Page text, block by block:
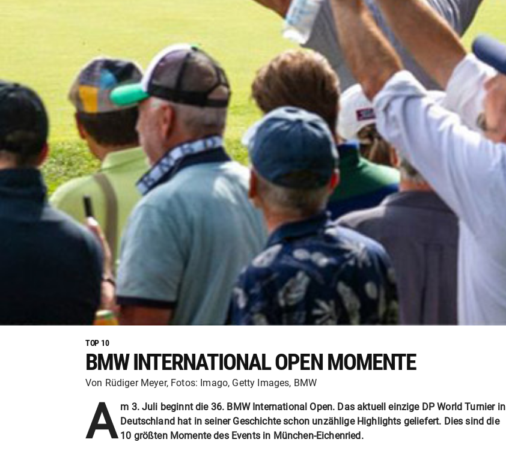
TOP 10
BMW INTERNATIONAL OPEN MOMENTE
Von Rüdiger Meyer, Fotos: Imago, Getty Images, BMW
A m 3. Juli beginnt die 36. BMW International Open. Das aktuell einzige DP World Turnier in
Deutschland hat in seiner Geschichte schon unzählige Highlights geliefert. Dies sind die
10 größten Momente des Events in München-Eichenried.